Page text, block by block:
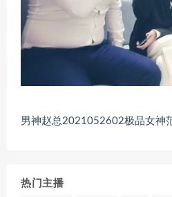
男神赵总2021052602极品女神
热门主播